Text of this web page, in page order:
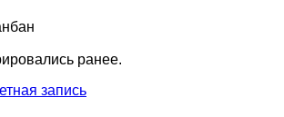
ранее.
запись